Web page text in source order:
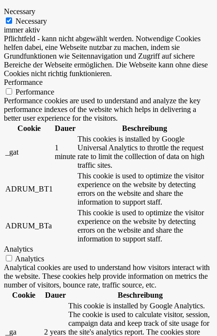
Necessary
Necessary
immer aktiv
Pflichtfeld - kann nicht abgewählt werden. Notwendige Cookies
helfen dabei, eine Webseite nutzbar zu machen, indem sie
Grundfunktionen wie Seitennavigation und Zugriff auf sichere
Bereiche der Webseite ermöglichen. Die Webseite kann ohne diese
Cookies nicht richtig funktionieren.
Performance
Performance
Performance cookies are used to understand and analyze the key
performance indexes of the website which helps in delivering a
better user experience for the visitors.
Cookie
Dauer Beschreibung
_gat
1
minute
This cookies is installed by Google
Universal Analytics to throttle the request
rate to limit the colllection of data on high
traffic sites.
ADRUM_BT1
This cookie is used to optimize the visitor
experience on the website by detecting
errors on the website and share the
information to support staff.
ADRUM_BTa
This cookie is used to optimize the visitor
experience on the website by detecting
errors on the website and share the
information to support staff.
Analytics
Analytics
Analytical cookies are used to understand how visitors interact with
the website. These cookies help provide information on metrics the
number of visitors, bounce rate, traffic source, etc.
Cookie
Dauer Beschreibung
_ga 2 years
This cookie is installed by Google Analytics.
The cookie is used to calculate visitor, session,
campaign data and keep track of site usage for
the site's analytics report. The cookies store